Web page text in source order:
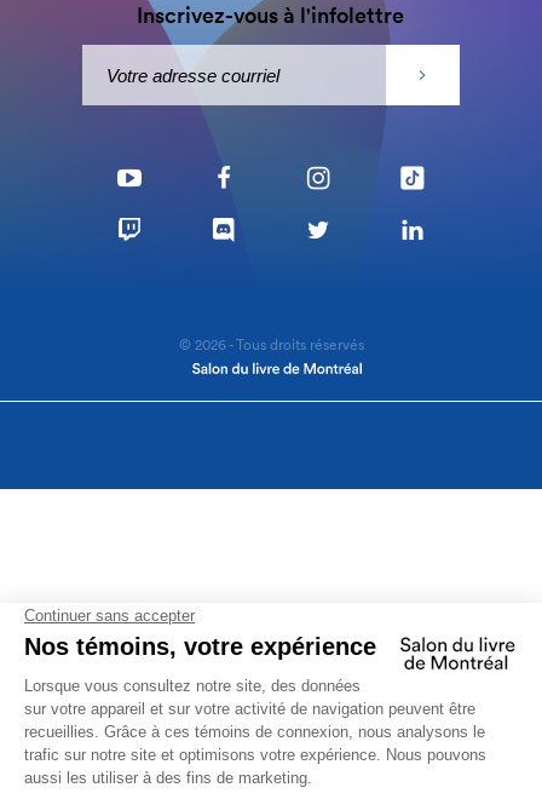
Inscrivez-vous à l'infolettre
© 2026 - Tous droits réservés